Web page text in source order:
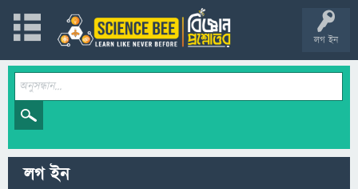
লগ ইন
লগ ইন